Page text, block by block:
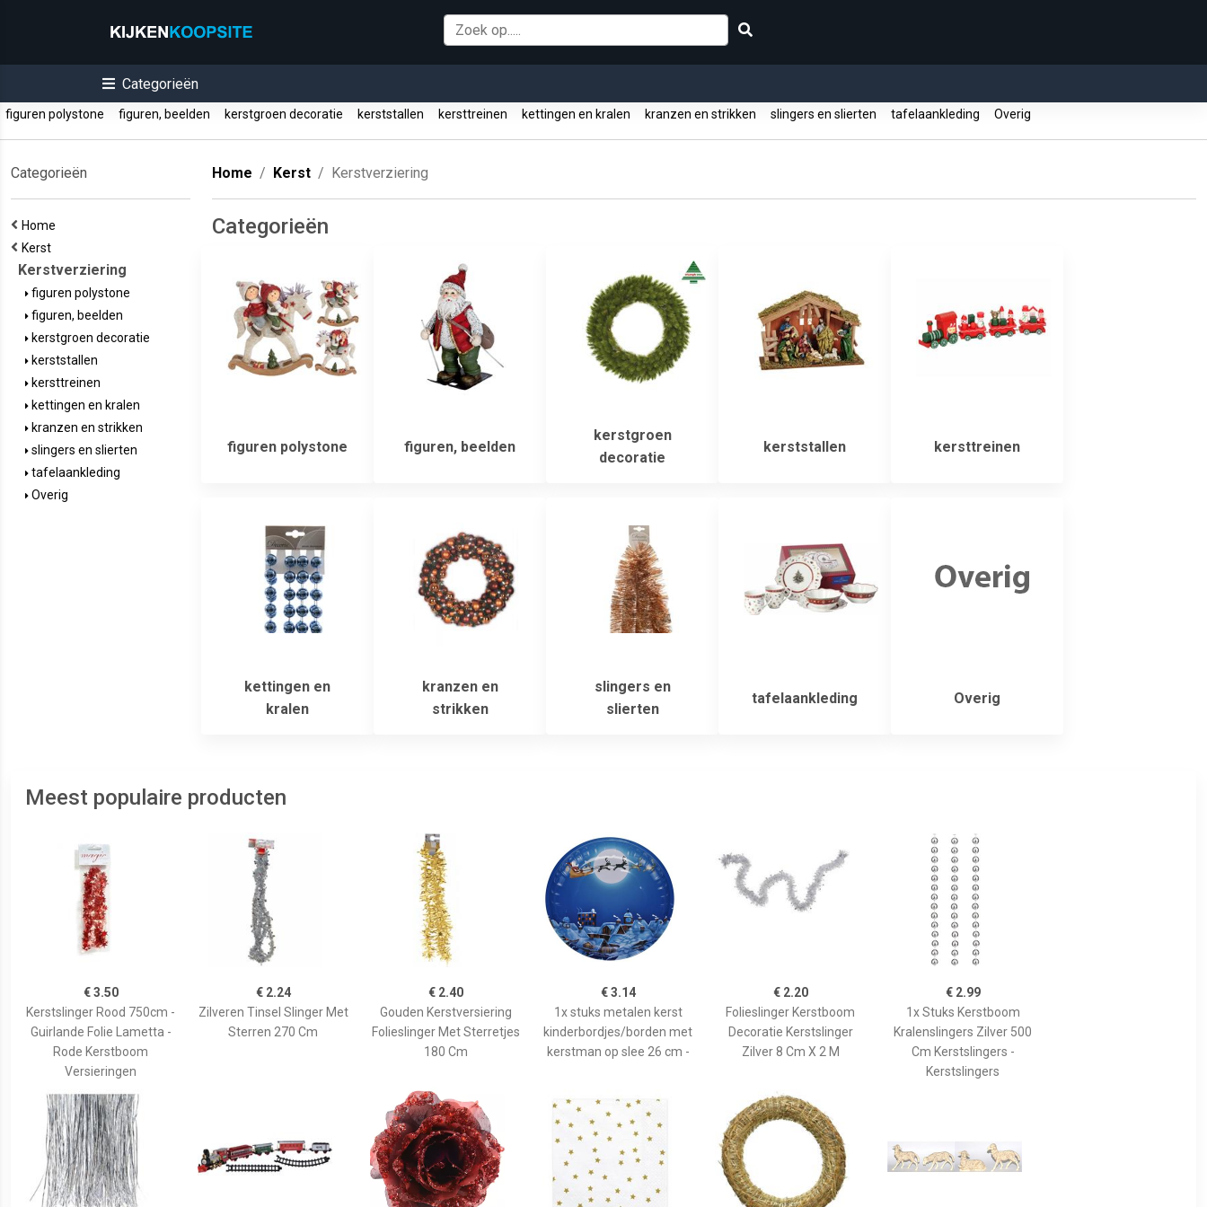
Categorieën
figuren polystone figuren, beelden kerstgroen decoratie kerststallen kersttreinen kettingen en kralen kranzen en strikken slingers en slierten tafelaankleding Overig
Categorieën
Home
Kerst
Kerstverziering
figuren polystone
figuren, beelden
kerstgroen decoratie
kerststallen
kersttreinen
kettingen en kralen
kranzen en strikken
slingers en slierten
tafelaankleding
Overig
Home Kerst Kerstverziering
Categorieën
figuren polystone figuren, beelden
kerstgroen
decoratie
kerststallen kersttreinen
kettingen en
kralen
kranzen en
strikken
slingers en
slierten
tafelaankleding Overig
Meest populaire producten
€ 3.50
Kerstslinger Rood 750cm -
Guirlande Folie Lametta -
Rode Kerstboom
Versieringen
€ 2.24
Zilveren Tinsel Slinger Met
Sterren 270 Cm
€ 2.40
Gouden Kerstversiering
Folieslinger Met Sterretjes
180 Cm
€ 3.14
1x stuks metalen kerst
kinderbordjes/borden met
kerstman op slee 26 cm -
€ 2.20
Folieslinger Kerstboom
Decoratie Kerstslinger
Zilver 8 Cm X 2 M
€ 2.99
1x Stuks Kerstboom
Kralenslingers Zilver 500
Cm Kerstslingers -
Kerstslingers